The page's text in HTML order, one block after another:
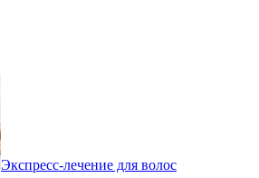
Экспресс-лечение для волос